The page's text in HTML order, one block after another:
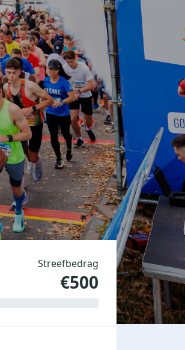
Streefbedrag
€500